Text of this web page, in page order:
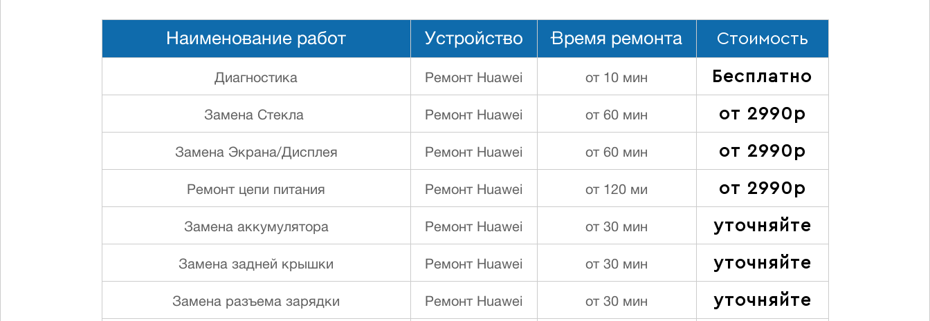
Наименование работ Устройство Время ремонта Стоимость
Диагностика Ремонт Huawei от 10 мин Бесплатно
Замена Стекла Ремонт Huawei от 60 мин от 2990р
Замена Экрана/Дисплея Ремонт Huawei от 60 мин от 2990р
Ремонт цепи питания Ремонт Huawei от 120 ми от 2990р
Замена аккумулятора Ремонт Huawei от 30 мин уточняйте
Замена задней крышки Ремонт Huawei от 30 мин уточняйте
Замена разъема зарядки Ремонт Huawei от 30 мин уточняйте